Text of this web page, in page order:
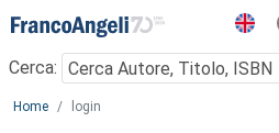
Menu
Cerca:
Main content
Home login